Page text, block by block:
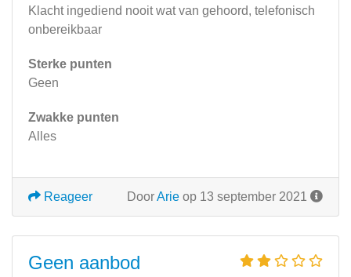
Klacht ingediend nooit wat van gehoord, telefonisch
onbereikbaar
Sterke punten
Geen
Zwakke punten
Alles
DoorArie op 13 september 2021
Reageer
Geen aanbod